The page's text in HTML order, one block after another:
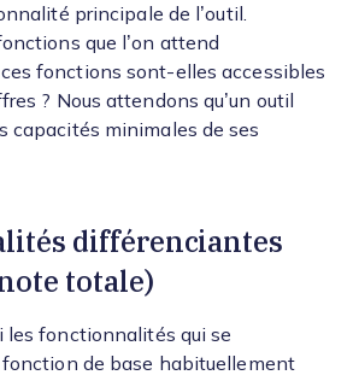
principale de l’outil.
que l’on attend
fonctions sont-elles accessibles
? Nous attendons qu’un outil
capacités minimales de ses
différenciantes
totale)
les fonctionnalités qui se
de base habituellement